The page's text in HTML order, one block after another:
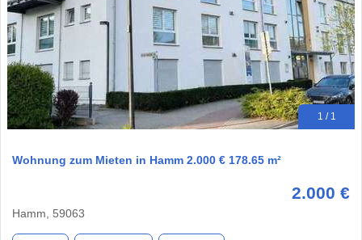
1 / 1
Wohnung zum Mieten in Hamm 2.000 € 178.65 m²
2.000 €
Hamm, 59063